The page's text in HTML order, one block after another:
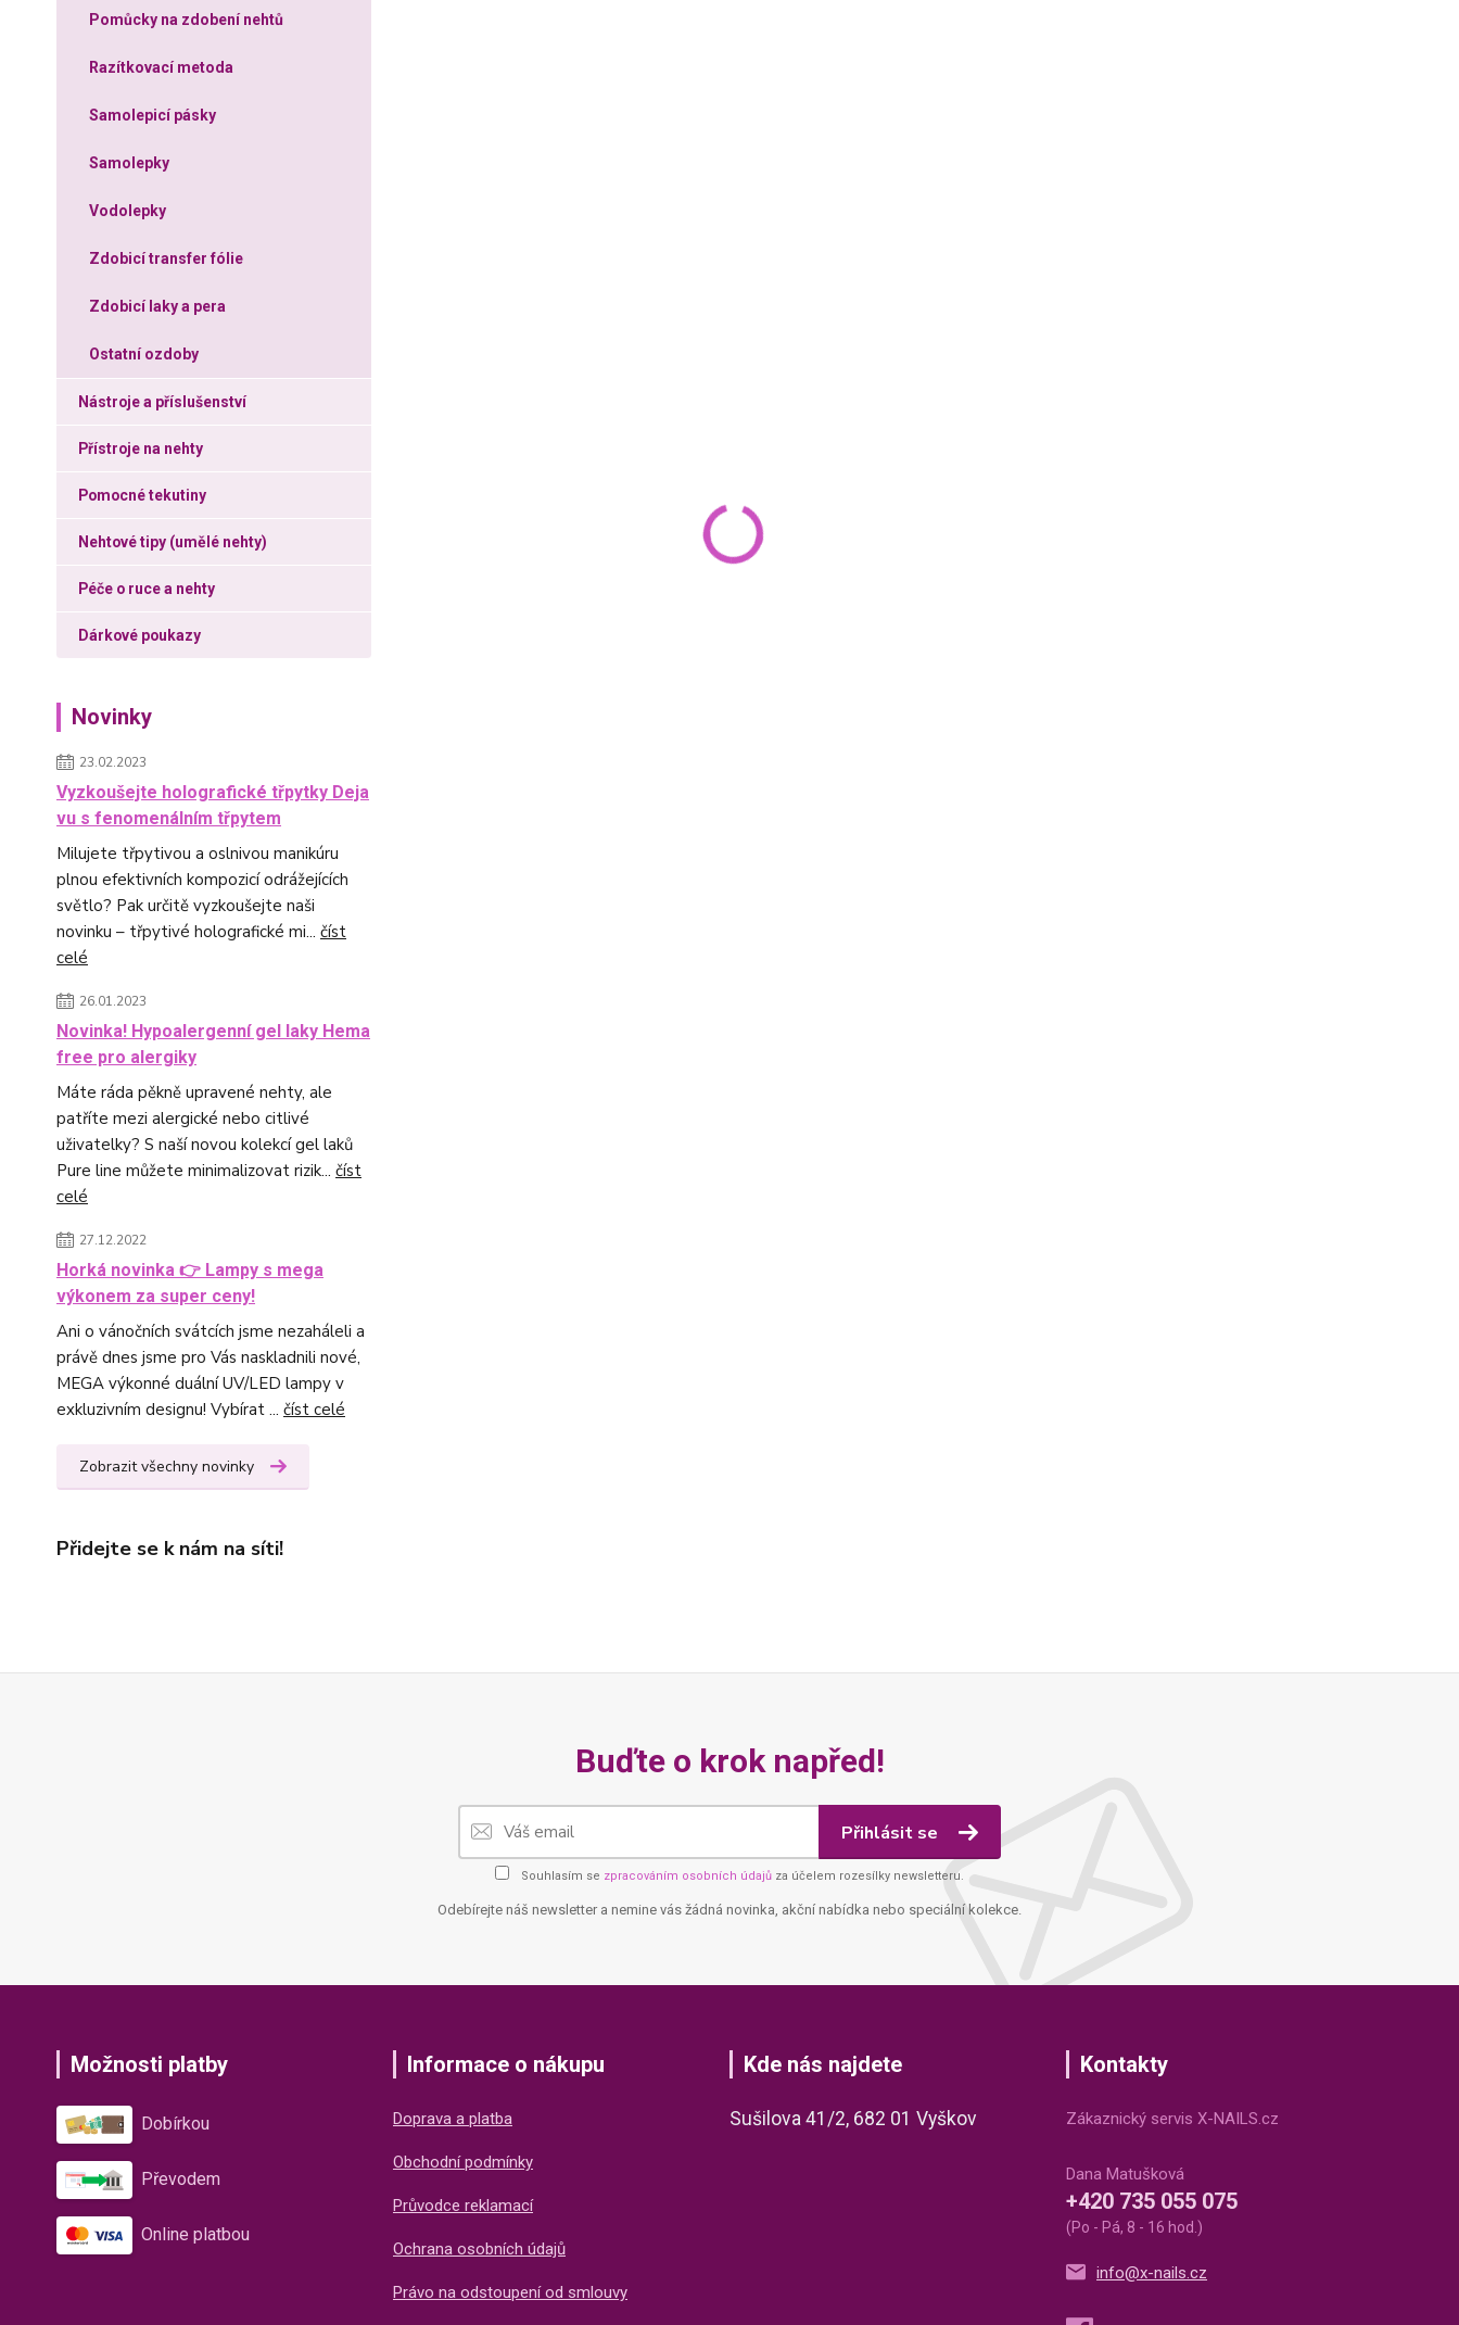
Pomůcky na zdobení nehtů
Razítkovací metoda
Samolepicí pásky
Samolepky
Vodolepky
Zdobicí transfer fólie
Zdobicí laky a pera
Ostatní ozdoby
Nástroje a příslušenství
Přístroje na nehty
Pomocné tekutiny
Nehtové tipy (umělé nehty)
Péče o ruce a nehty
Dárkové poukazy
Novinky
23.02.2023
Vyzkoušejte holografické třpytky Deja
vu s fenomenálním třpytem
Milujete třpytivou a oslnivou manikúru
plnou efektivních kompozicí odrážejících
světlo? Pak určitě vyzkoušejte naši
novinku – třpytivé holografické mi... číst
celé
26.01.2023
Novinka! Hypoalergenní gel laky Hema
free pro alergiky
Máte ráda pěkně upravené nehty, ale
patříte mezi alergické nebo citlivé
uživatelky? S naší novou kolekcí gel laků
Pure line můžete minimalizovat rizik... číst
celé
27.12.2022
Horká novinka 👉 Lampy s mega
výkonem za super ceny!
Ani o vánočních svátcích jsme nezaháleli a
právě dnes jsme pro Vás naskladnili nové,
MEGA výkonné duální UV/LED lampy v
exkluzivním designu! Vybírat ... číst celé
Zobrazit všechny novinky
Přidejte se k nám na síti!
Buďte o krok napřed!
Přihlásit se
Souhlasím se zpracováním osobních údajů za účelem rozesílky newsletteru.
Odebírejte náš newsletter a nemine vás žádná novinka, akční nabídka nebo speciální kolekce.
Možnosti platby
Dobírkou
Převodem
Online platbou
Informace o nákupu
Doprava a platba
Obchodní podmínky
Průvodce reklamací
Ochrana osobních údajů
Právo na odstoupení od smlouvy
Kde nás najdete
Sušilova 41/2, 682 01 Vyškov
Kontakty
Zákaznický servis X-NAILS.cz
Dana Matušková
+420 735 055 075
(Po - Pá, 8 - 16 hod.)
info@x-nails.cz